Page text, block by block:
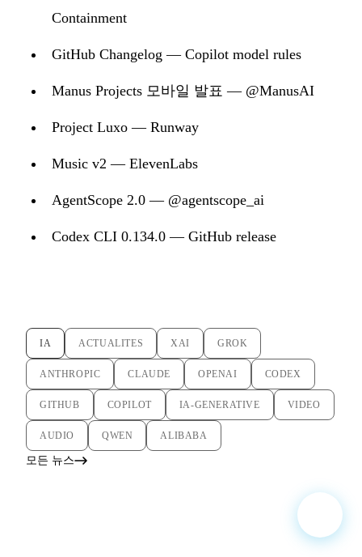
Containment
GitHub Changelog — Copilot model rules
Manus Projects 모바일 발표 — @ManusAI
Project Luxo — Runway
Music v2 — ElevenLabs
AgentScope 2.0 — @agentscope_ai
Codex CLI 0.134.0 — GitHub release
IA ACTUALITES XAI GROK
ANTHROPIC CLAUDE OPENAI CODEX
GITHUB COPILOT IA-GENERATIVE VIDEO
AUDIO QWEN ALIBABA
모든 뉴스